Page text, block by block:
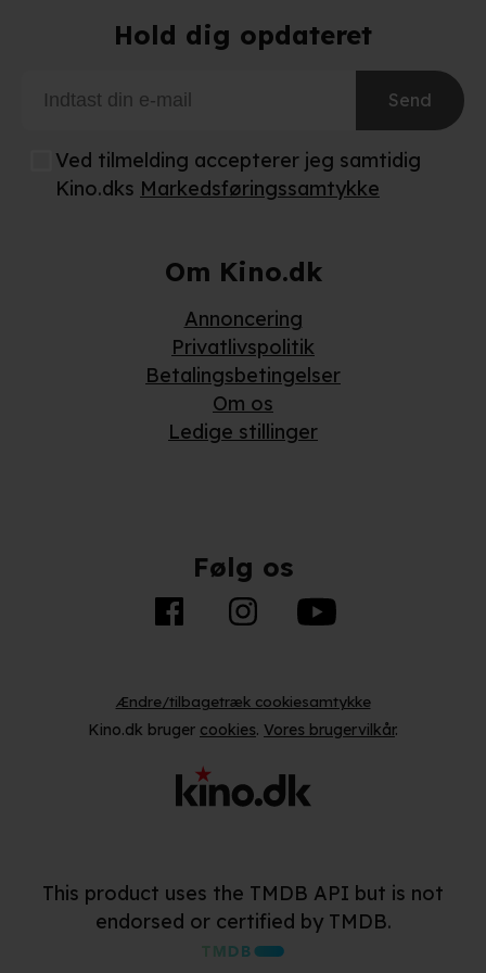
Når vi anvender cookies, behandler vi kortvarigt din IP-
adresse. IP-adressen kan blive delt med vores
behandling af dine personoplysninger i både vores
Hold dig opdateret
Send
Ved tilmelding accepterer jeg samtidig
Kino.dks Markedsføringssamtykke
Om Kino.dk
Annoncering
Privatlivspolitik
Betalingsbetingelser
Om os
Ledige stillinger
Følg os
Ændre/tilbagetræk cookiesamtykke
Kino.dk bruger cookies. Vores brugervilkår.
This product uses the TMDB API but is not
endorsed or certified by TMDB.